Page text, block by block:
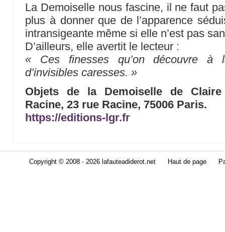
La Demoiselle nous fascine, il ne faut
plus à donner que de l’apparence
intransigeante même si elle n’est pas
D’ailleurs, elle avertit le lecteur :
« Ces finesses qu’on découvre à
d’invisibles caresses. »
Objets de la Demoiselle de Claire
Racine, 23 rue Racine, 75006 Paris.
https://editions-lgr.fr
Copyright © 2008 - 2026 lafauteadiderot.net Haut de page